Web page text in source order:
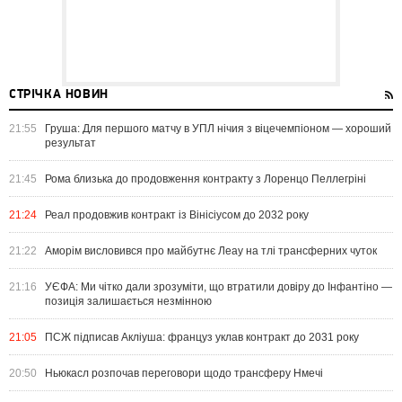
СТРІЧКА НОВИН
21:55
Груша: Для першого матчу в УПЛ нічия з віцечемпіоном — хороший
результат
21:45 Рома близька до продовження контракту з Лоренцо Пеллегріні
21:24 Реал продовжив контракт із Вінісіусом до 2032 року
21:22 Аморім висловився про майбутнє Леау на тлі трансферних чуток
21:16
УЄФА: Ми чітко дали зрозуміти, що втратили довіру до Інфантіно —
позиція залишається незмінною
21:05 ПСЖ підписав Акліуша: француз уклав контракт до 2031 року
20:50 Ньюкасл розпочав переговори щодо трансферу Нмечі